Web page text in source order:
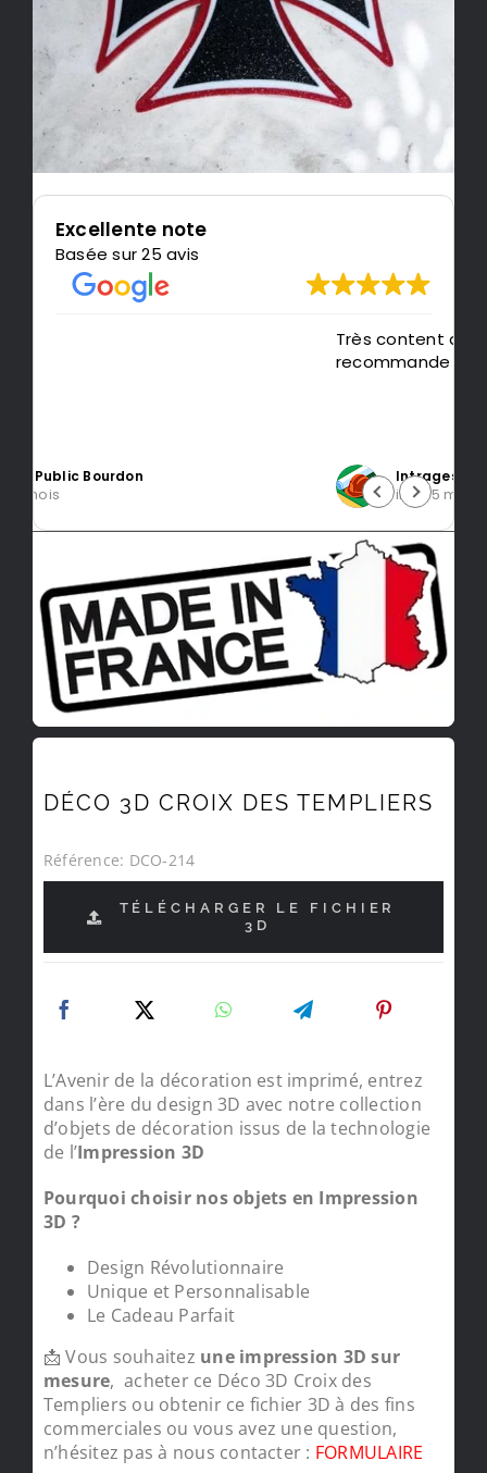
Excellente note
Basée sur 25 avis
Intragest Etude
DÉCO 3D CROIX DES TEMPLIERS
Référence: DCO-214
TÉLÉCHARGER LE FICHIER
3D
L’Avenir de la décoration est imprimé, entrez
dans l’ère du design 3D avec notre collection
d’objets de décoration issus de la technologie
de l’Impression 3D
Pourquoi choisir nos objets en Impression
3D ?
Design Révolutionnaire
Unique et Personnalisable
Le Cadeau Parfait
📩 Vous souhaitez une impression 3D sur
mesure, acheter ce Déco 3D Croix des
Templiers ou obtenir ce fichier 3D à des fins
commerciales ou vous avez une question,
n’hésitez pas à nous contacter : FORMULAIRE